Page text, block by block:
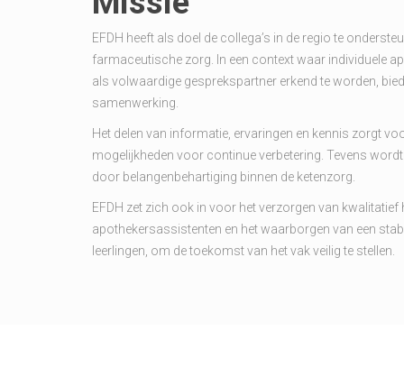
EFDH heeft als doel de collega’s in de regio te
farmaceutische zorg. In een context waar individuele
als volwaardige gesprekspartner erkend te worden,
samenwerking.
Het delen van informatie, ervaringen en kennis zorgt
mogelijkheden voor continue verbetering. Tevens
door belangenbehartiging binnen de ketenzorg.
EFDH zet zich ook in voor het verzorgen van
apothekersassistenten en het waarborgen van een
leerlingen, om de toekomst van het vak veilig te stellen.